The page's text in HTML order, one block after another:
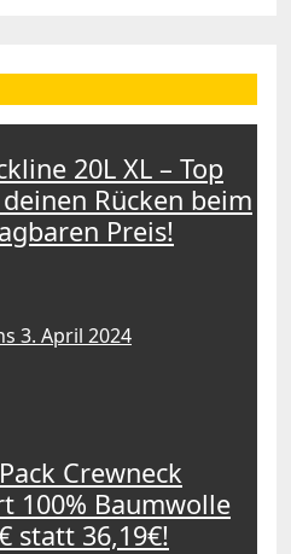
20L XL – Top
Rücken beim
Preis!
3. April 2024
Crewneck
100% Baumwolle
statt 36,19€!